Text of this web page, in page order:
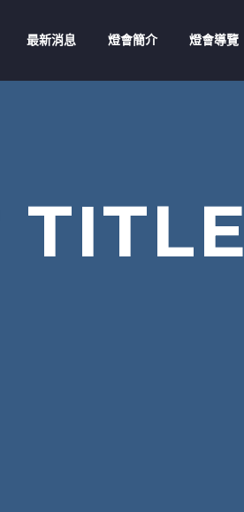
最新消息 燈會簡介 燈會導覽
TITLE